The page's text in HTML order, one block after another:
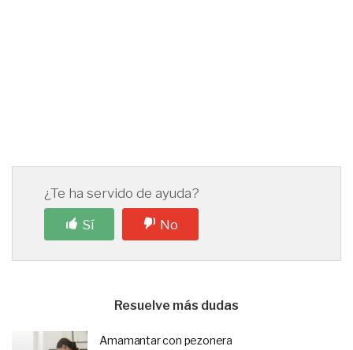
¿Te ha servido de ayuda?
Sí
No
Resuelve más dudas
Amamantar con pezonera